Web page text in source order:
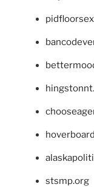
stsmp.org